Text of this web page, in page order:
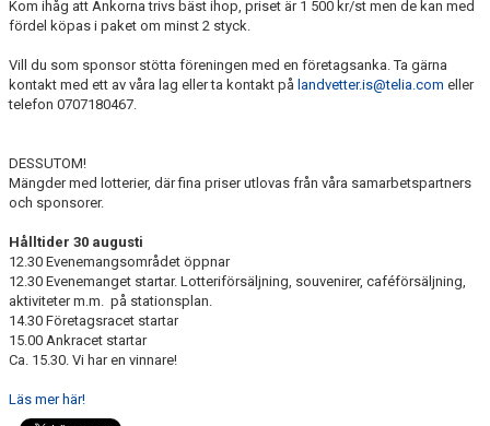
Kom ihåg att Ankorna trivs bäst ihop, priset är 1 500 kr/st men de kan med
fördel köpas i paket om minst 2 styck.
Vill du som sponsor stötta föreningen med en företagsanka. Ta gärna
kontakt med ett av våra lag eller ta kontakt på landvetter.is@telia.com eller
telefon 0707180467.
DESSUTOM!
Mängder med lotterier, där fina priser utlovas från våra samarbetspartners
och sponsorer.
Hålltider 30 augusti
12.30 Evenemangsområdet öppnar
12.30 Evenemanget startar. Lotteriförsäljning, souvenirer, caféförsäljning,
aktiviteter m.m. på stationsplan.
14.30 Företagsracet startar
15.00 Ankracet startar
Ca. 15.30. Vi har en vinnare!
Läs mer här!